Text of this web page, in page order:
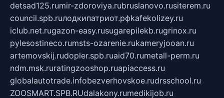
detsad125.rumir-zdoroviya.rubruslanovo.rusiterem.ru
council.spb.ruлодкипатриот.рфkafekolizey.ru
iclub.net.rugazon-easy.rusugarepilekb.rugrinox.ru
pylesostineco.rumsts-ozarenie.rukameryjooan.ru
artemovskij.rudopler.spb.ruaid70.rumetall-perm.ru
ndm.msk.ruratingzooshop.ruapiaccess.ru
globalautotrade.infobezverhovskoe.rudrsschool.ru
ZOOSMART.SPB.RUdalakony.rumedikijob.ru